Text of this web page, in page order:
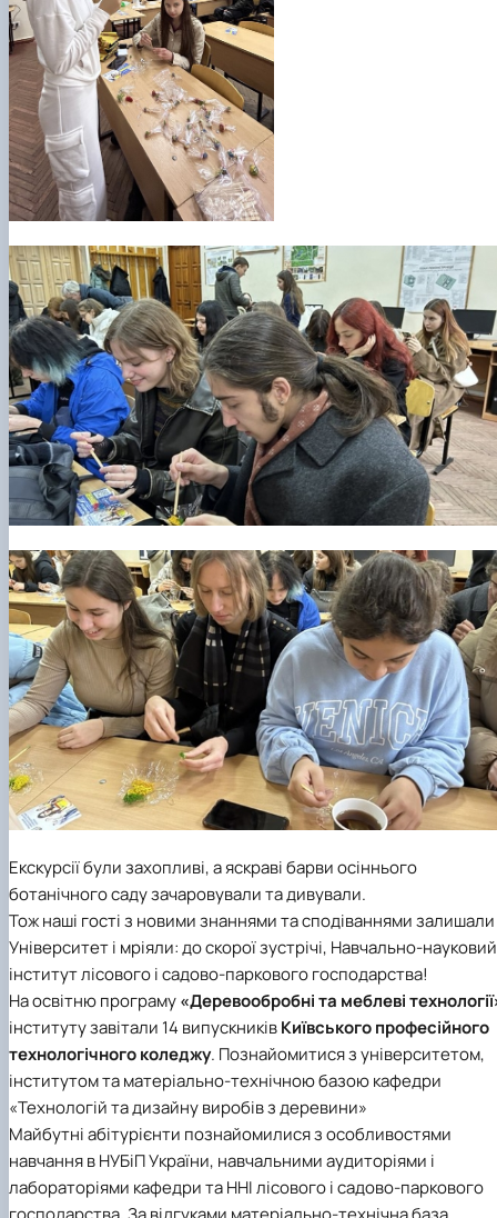
Екскурсії були захопливі, а яскраві барви осіннього
ботанічного саду зачаровували та дивували.
Тож наші гості з новими знаннями та сподіваннями залишали
Університет і мріяли: до скорої зустрічі, Навчально-науковий
інститут лісового і садово-паркового господарства!
На освітню програму«Деревообробні та меблеві
інституту завітали 14 випускниківКиївського професійного
технологічного коледжу. Познайомитися з університетом,
інститутом та матеріально-технічною базою кафедри
«Технологій та дизайну виробів з деревини»
Майбутні абітурієнти познайомилися з особливостями
навчання в НУБіП України, навчальними аудиторіями і
лабораторіями кафедри та ННІ лісового і садово-паркового